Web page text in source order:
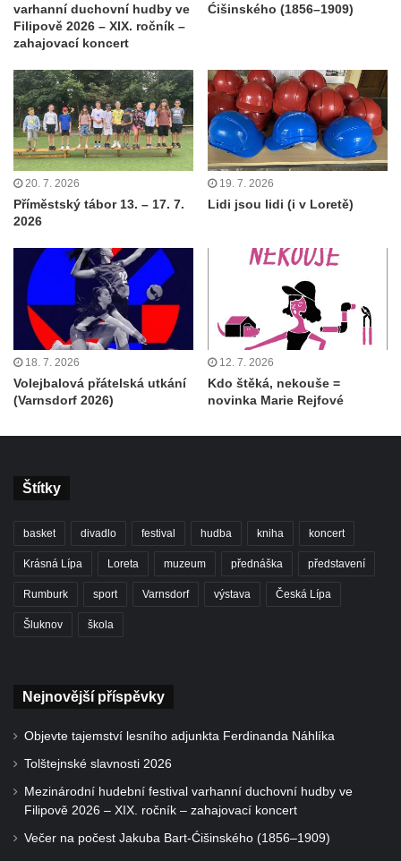
varhanní duchovní hudby ve
Filipově 2026 – XIX. ročník –
zahajovací koncert
Ćišinského (1856–1909)
20. 7. 2026
Příměstský tábor 13. – 17. 7.
2026
19. 7. 2026
Lidi jsou lidi (i v Loretě)
18. 7. 2026
Volejbalová přátelská utkání
(Varnsdorf 2026)
12. 7. 2026
Kdo štěká, nekouše =
novinka Marie Rejfové
Štítky
basket divadlo festival hudba kniha koncert
Krásná Lípa Loreta muzeum přednáška představení
Rumburk sport Varnsdorf výstava Česká Lípa
Šluknov škola
Nejnovější příspěvky
Objevte tajemství lesního adjunkta Ferdinanda Náhlíka
Tolštejnské slavnosti 2026
Mezinárodní hudební festival varhanní duchovní hudby ve
Filipově 2026 – XIX. ročník – zahajovací koncert
Večer na počest Jakuba Bart-Ćišinského (1856–1909)